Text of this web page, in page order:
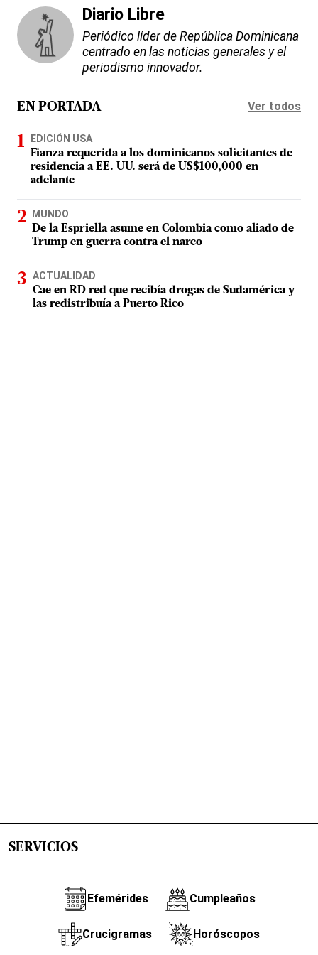
Diario Libre
Periódico líder de República Dominicana
centrado en las noticias generales y el
periodismo innovador.
EN PORTADA Ver todos
EDICIÓN USA
Fianza requerida a los dominicanos solicitantes de
residencia a EE. UU. será de US$100,000 en
adelante
MUNDO
De la Espriella asume en Colombia como aliado de
Trump en guerra contra el narco
ACTUALIDAD
Cae en RD red que recibía drogas de Sudamérica y
las redistribuía a Puerto Rico
SERVICIOS
Efemérides Cumpleaños
Crucigramas Horóscopos